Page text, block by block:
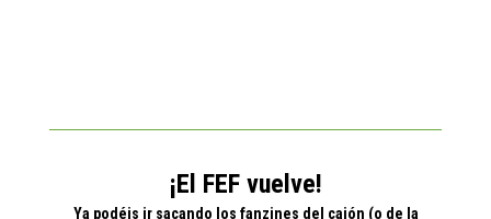
¡El FEF vuelve!
Ya podéis ir sacando los fanzines del cajón (o de la